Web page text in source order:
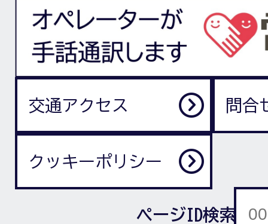
交通アクセス 問合
クッキーポリシー
ページID検索